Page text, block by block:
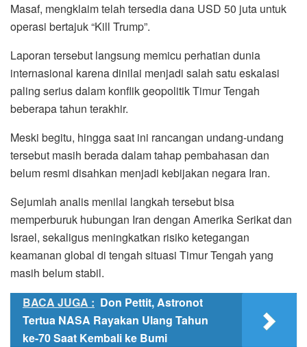
Masaf, mengklaim telah tersedia dana USD 50 juta untuk
operasi bertajuk “Kill Trump”.
Laporan tersebut langsung memicu perhatian dunia
internasional karena dinilai menjadi salah satu eskalasi
paling serius dalam konflik geopolitik Timur Tengah
beberapa tahun terakhir.
Meski begitu, hingga saat ini rancangan undang-undang
tersebut masih berada dalam tahap pembahasan dan
belum resmi disahkan menjadi kebijakan negara Iran.
Sejumlah analis menilai langkah tersebut bisa
memperburuk hubungan Iran dengan Amerika Serikat dan
Israel, sekaligus meningkatkan risiko ketegangan
keamanan global di tengah situasi Timur Tengah yang
masih belum stabil.
BACA JUGA : Don Pettit, Astronot
Tertua NASA Rayakan Ulang Tahun
ke-70 Saat Kembali ke Bumi